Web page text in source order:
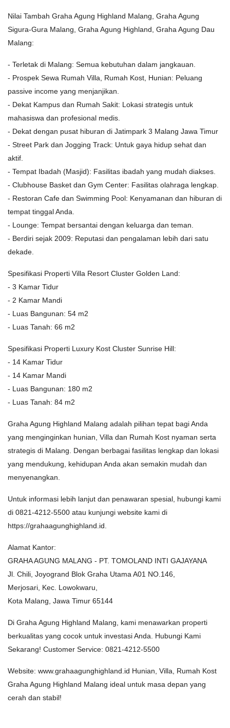
Nilai Tambah Graha Agung Highland Malang, Graha Agung
Sigura-Gura Malang, Graha Agung Highland, Graha Agung Dau
Malang:
- Terletak di Malang: Semua kebutuhan dalam jangkauan.
- Prospek Sewa Rumah Villa, Rumah Kost, Hunian: Peluang
passive income yang menjanjikan.
- Dekat Kampus dan Rumah Sakit: Lokasi strategis untuk
mahasiswa dan profesional medis.
- Dekat dengan pusat hiburan di Jatimpark 3 Malang Jawa Timur
- Street Park dan Jogging Track: Untuk gaya hidup sehat dan
aktif.
- Tempat Ibadah (Masjid): Fasilitas ibadah yang mudah diakses.
- Clubhouse Basket dan Gym Center: Fasilitas olahraga lengkap.
- Restoran Cafe dan Swimming Pool: Kenyamanan dan hiburan di
tempat tinggal Anda.
- Lounge: Tempat bersantai dengan keluarga dan teman.
- Berdiri sejak 2009: Reputasi dan pengalaman lebih dari satu
dekade.
Spesifikasi Properti Villa Resort Cluster Golden Land:
- 3 Kamar Tidur
- 2 Kamar Mandi
- Luas Bangunan: 54 m2
- Luas Tanah: 66 m2
Spesifikasi Properti Luxury Kost Cluster Sunrise Hill:
- 14 Kamar Tidur
- 14 Kamar Mandi
- Luas Bangunan: 180 m2
- Luas Tanah: 84 m2
Graha Agung Highland Malang adalah pilihan tepat bagi Anda
yang menginginkan hunian, Villa dan Rumah Kost nyaman serta
strategis di Malang. Dengan berbagai fasilitas lengkap dan lokasi
yang mendukung, kehidupan Anda akan semakin mudah dan
menyenangkan.
Untuk informasi lebih lanjut dan penawaran spesial, hubungi kami
di 0821-4212-5500 atau kunjungi website kami di
https://grahaagunghighland.id.
Alamat Kantor:
GRAHA AGUNG MALANG - PT. TOMOLAND INTI GAJAYANA
Jl. Chili, Joyogrand Blok Graha Utama A01 NO.146,
Merjosari, Kec. Lowokwaru,
Kota Malang, Jawa Timur 65144
Di Graha Agung Highland Malang, kami menawarkan properti
berkualitas yang cocok untuk investasi Anda. Hubungi Kami
Sekarang! Customer Service: 0821-4212-5500
Website: www.grahaagunghighland.id Hunian, Villa, Rumah Kost
Graha Agung Highland Malang ideal untuk masa depan yang
cerah dan stabil!